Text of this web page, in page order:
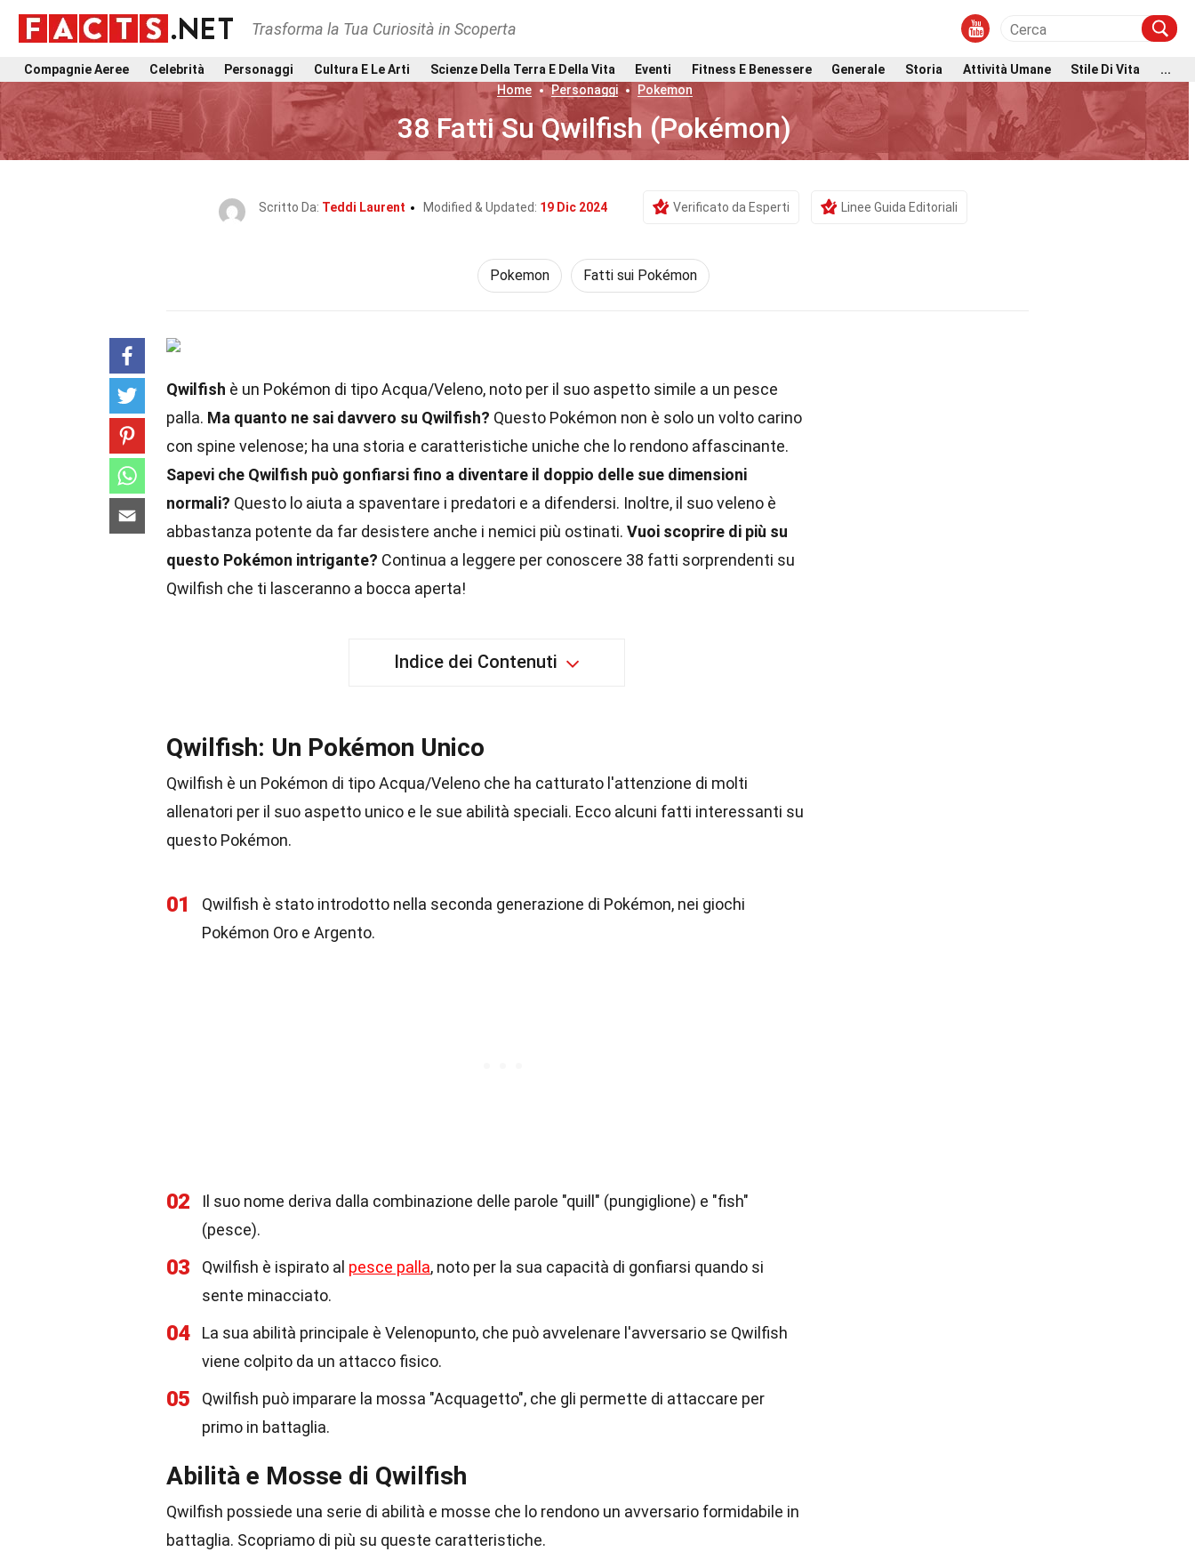
Trasforma la Tua Curiosità in Scoperta
Compagnie Aeree Celebrità Personaggi Cultura E Le Arti Scienze Della Terra E Della Vita Eventi Fitness E Benessere Generale Storia Attività Umane Stile Di Vita
...
Home
Personaggi Pokemon
38 Fatti Su Qwilfish (Pokémon)
Scritto Da: Teddi Laurent Modified & Updated: 19 Dic 2024 Verificato da Esperti Linee Guida Editoriali
Pokemon Fatti sui Pokémon
Qwilfish è un Pokémon di tipo Acqua/Veleno, noto per il suo aspetto simile a un pesce
palla. Ma quanto ne sai davvero su Qwilfish? Questo Pokémon non è solo un volto carino
con spine velenose; ha una storia e caratteristiche uniche che lo rendono affascinante.
Sapevi che Qwilfish può gonfiarsi fino a diventare il doppio delle sue dimensioni
normali? Questo lo aiuta a spaventare i predatori e a difendersi. Inoltre, il suo veleno è
abbastanza potente da far desistere anche i nemici più ostinati. Vuoi scoprire di più su
questo Pokémon intrigante? Continua a leggere per conoscere 38 fatti sorprendenti su
Qwilfish che ti lasceranno a bocca aperta!
Indice dei Contenuti
Qwilfish: Un Pokémon Unico
Qwilfish è un Pokémon di tipo Acqua/Veleno che ha catturato l'attenzione di molti
allenatori per il suo aspetto unico e le sue abilità speciali. Ecco alcuni fatti interessanti su
questo Pokémon.
01
Qwilfish è stato introdotto nella seconda generazione di Pokémon, nei giochi
Pokémon Oro e Argento.
02
Il suo nome deriva dalla combinazione delle parole "quill" (pungiglione) e "fish"
(pesce).
03 Qwilfish è ispirato al pesce palla, noto per la sua capacità di gonfiarsi quando si
sente minacciato.
04
La sua abilità principale è Velenopunto, che può avvelenare l'avversario se Qwilfish
viene colpito da un attacco fisico.
05
Qwilfish può imparare la mossa "Acquagetto", che gli permette di attaccare per
primo in battaglia.
Abilità e Mosse di Qwilfish
Qwilfish possiede una serie di abilità e mosse che lo rendono un avversario formidabile in
battaglia. Scopriamo di più su queste caratteristiche.